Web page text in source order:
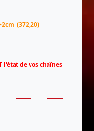
(372,20)
l'état de vos chaînes